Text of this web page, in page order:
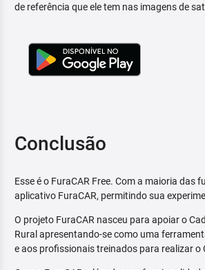
de referência que ele tem nas imagens de
Conclusão
Esse é o FuraCAR Free. Com a maioria das
aplicativo FuraCAR, permitindo sua
O projeto FuraCAR nasceu para apoiar o
Rural apresentando-se como uma
e aos profissionais treinados para realizar o